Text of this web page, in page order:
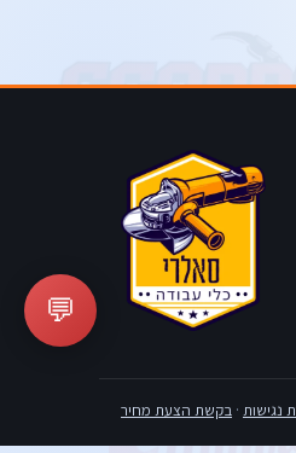
נגישות · בקשת הצעת מחיר
💬